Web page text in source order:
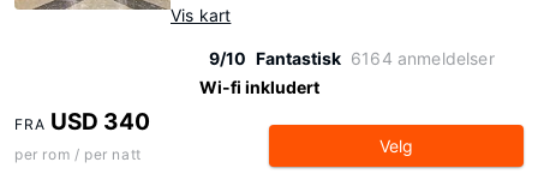
Vis kart
9/10 Fantastisk 6164 anmeldelser
Wi-fi inkludert
FRA USD 340
per rom / per natt Velg